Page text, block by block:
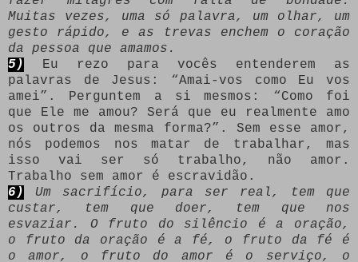
Muitas vezes, uma só palavra, um olhar, um
gesto rápido, e as trevas enchem o coração
da pessoa que amamos.
5)
Eu rezo para vocês entenderem as
palavras de Jesus: “Amai-vos como Eu vos
amei”. Perguntem a si mesmos: “Como foi
que Ele me amou? Será que eu realmente amo
os outros da mesma forma?”. Sem esse amor,
nós podemos nos matar de trabalhar, mas
isso vai ser só trabalho, não amor.
Trabalho sem amor é escravidão.
6)
Um sacrifício, para ser real, tem que
custar, tem que doer, tem que nos
esvaziar. O fruto do silêncio é a oração,
o fruto da oração é a fé, o fruto da fé é
o amor, o fruto do amor é o serviço, o